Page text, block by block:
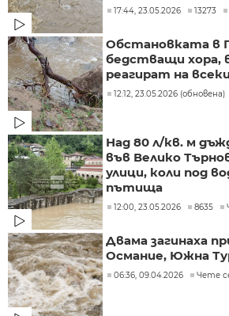
17:44, 23.05.2026 13273
Обстановката в
бедстващи хора,
реагират на
12:12, 23.05.2026 (обновена)
Над 80 л/кв. м
във Велико
улици, коли под
пътища
12:00, 23.05.2026 8635
Двама загинаха
Османие, Южна
06:36, 09.04.2026 Чете